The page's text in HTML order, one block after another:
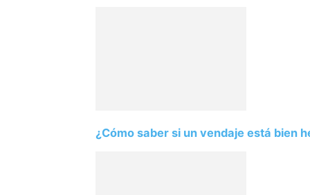
¿Cómo saber si un vendaje está bien